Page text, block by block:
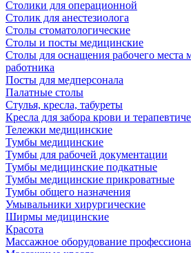
Столики для операционной
Столик для анестезиолога
Столы стоматологические
Столы и посты медицинские
Столы для оснащения рабочего места
работника
Посты для медперсонала
Палатные столы
Стулья, кресла, табуреты
Кресла для забора крови и
Тележки медицинские
Тумбы медицинские
Тумбы для рабочей документации
Тумбы медицинские подкатные
Тумбы медицинские прикроватные
Тумбы общего назначения
Умывальники хирургические
Ширмы медицинские
Красота
Массажное оборудование